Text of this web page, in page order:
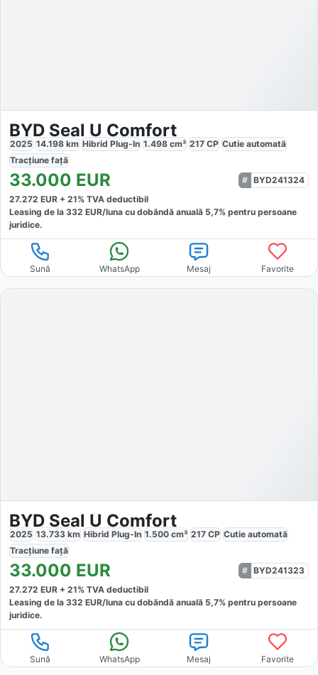
BYD Seal U Comfort
2025 14.198 km Hibrid Plug-In 1.498 cm³ 217 CP Cutie automată
Tracțiune față
33.000 EUR
BYD241324
27.272 EUR + 21% TVA deductibil
Leasing de la 332 EUR/luna cu dobăndă anuală 5,7% pentru persoane
juridice.
Sună WhatsApp Mesaj Favorite
BYD Seal U Comfort
2025 13.733 km Hibrid Plug-In 1.500 cm³ 217 CP Cutie automată
Tracțiune față
33.000 EUR
BYD241323
27.272 EUR + 21% TVA deductibil
Leasing de la 332 EUR/luna cu dobăndă anuală 5,7% pentru persoane
juridice.
Sună WhatsApp Mesaj Favorite